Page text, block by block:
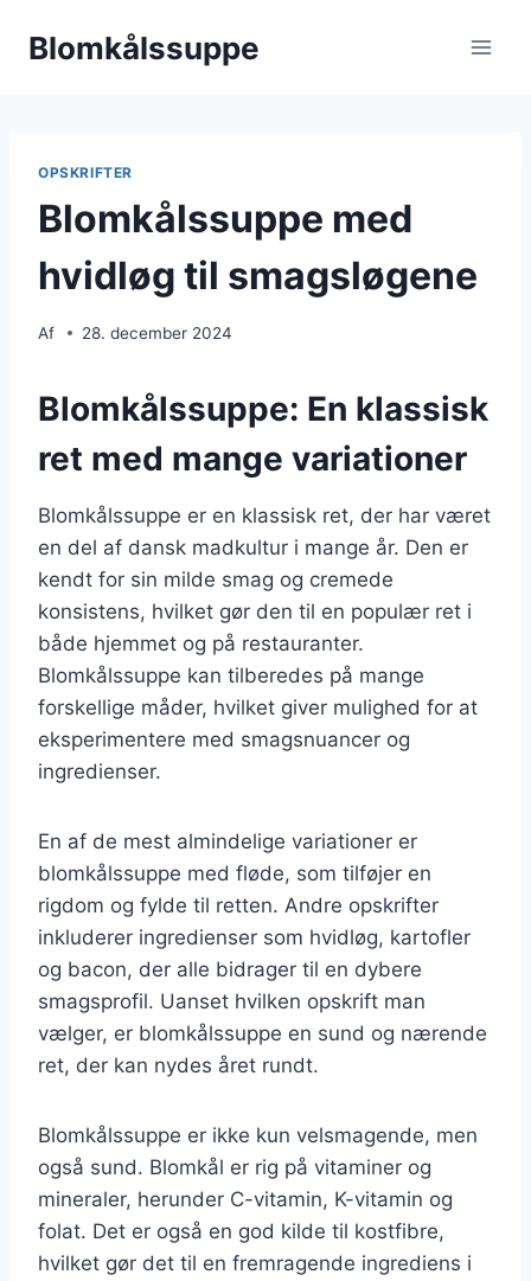
Blomkålssuppe
OPSKRIFTER
Blomkålssuppe med
hvidløg til smagsløgene
Af 28. december 2024
Blomkålssuppe: En klassisk
ret med mange variationer
Blomkålssuppe er en klassisk ret, der har været
en del af dansk madkultur i mange år. Den er
kendt for sin milde smag og cremede
konsistens, hvilket gør den til en populær ret i
både hjemmet og på restauranter.
Blomkålssuppe kan tilberedes på mange
forskellige måder, hvilket giver mulighed for at
eksperimentere med smagsnuancer og
ingredienser.
En af de mest almindelige variationer er
blomkålssuppe med fløde, som tilføjer en
rigdom og fylde til retten. Andre opskrifter
inkluderer ingredienser som hvidløg, kartofler
og bacon, der alle bidrager til en dybere
smagsprofil. Uanset hvilken opskrift man
vælger, er blomkålssuppe en sund og nærende
ret, der kan nydes året rundt.
Blomkålssuppe er ikke kun velsmagende, men
også sund. Blomkål er rig på vitaminer og
mineraler, herunder C-vitamin, K-vitamin og
folat. Det er også en god kilde til kostfibre,
hvilket gør det til en fremragende ingrediens i